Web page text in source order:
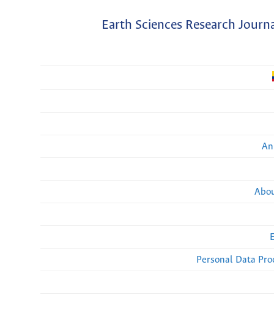
Earth Sciences Research
Personal Data